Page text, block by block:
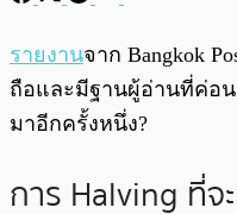
พร้อมเล่น
รายงานจาก Bangkok
ถือและมีฐานผู้อ่านที่ค่อน
มาอีกครั้งหนึ่ง?
การ Halving ที่จ